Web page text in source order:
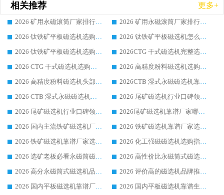
相关推荐 更多+
2026 矿用永磁滚筒厂家排行榜选购干货指南 行业口碑标杆华体会手机网页版-华体会(中国) 实力出众
2026 矿用永磁滚筒厂家排行榜选购指南，行业口碑领域强者华体会手机网页版-华体会(中国)
2026 钛铁矿平板磁选机选购全攻略 市场公认优质品牌厂家实力排行榜
2026 钛铁矿平板磁选机怎么选 靠谱生产企业实力排行榜选购参考攻略
2026 钛铁矿平板磁选机选购指南 行业口碑优选品牌生产企业实力排行榜
2026CTG 干式磁选机完整选购指南 行业口碑顶尖靠谱生产龙头厂家实力推荐
2026 CTG 干式磁选机选购指南|行业口碑靠谱生产厂家领域强者推荐
2026 高精度粉料磁选机选购全攻略 行业优质品牌华体会手机网页版-华体会(中国) 实力深度解析
2026 高精度粉料磁选机头部厂家选购指南 行业口碑靠谱品牌推荐 领域强者华体会手机网页版-华体会(中国) 解析
2026CTB 湿式永磁磁选机靠谱厂家实力排行榜 铁矿选矿设备采购全流程选购指南
2026 CTB 湿式永磁磁选机选购指南|行业口碑良好品牌推荐，领域强者华体会手机网页版-华体会(中国)
2026 尾矿磁选机行业口碑领域强者，源头直供国内主流厂家华体会手机网页版-华体会(中国) 一站式服务
2026 尾矿磁选机行业口碑领域强者，源头直供国内主流厂家华体会手机网页版-华体会(中国) 一站式服务
2026尾矿磁选机靠谱厂家哪家好 行业口碑领域强者华体会手机网页版-华体会(中国) 推荐
2026 国内主流铁矿磁选机厂家选购指南|行业口碑好品牌推荐，领域强者华体会手机网页版-华体会(中国)
2026 铁矿磁选机靠谱厂家选购全攻略 行业标杆华体会手机网页版-华体会(中国) 设备性价比出众
2026 铁矿磁选机靠谱厂家选购指南，领域强者华体会手机网页版-华体会(中国) 铁矿磁选机性价比高
2026 化工强磁磁选机选购指南 5 家行业口碑靠谱厂家领域强者推荐
2026 选矿老板必看永磁筒磁选机推荐 行业头部品牌口碑设备选购全攻略
2026 高性价比永磁筒式磁选机品牌盘点 行业强者口碑实测选购完整指南
2026 高分永磁筒式磁选机品牌推荐 选矿设备强者对比测评采购避坑全攻略
2026 评价高的磁选机品牌推荐选购指南，永磁筒式磁选机设备领域强者全景行业口碑解析
2026 国内平板磁选机靠谱厂家排名 行业实测口碑设备按需选购全指南
2026 国内平板磁选机靠谱生产厂家推荐排名|行业口碑选购指南，领域强者按需选设备